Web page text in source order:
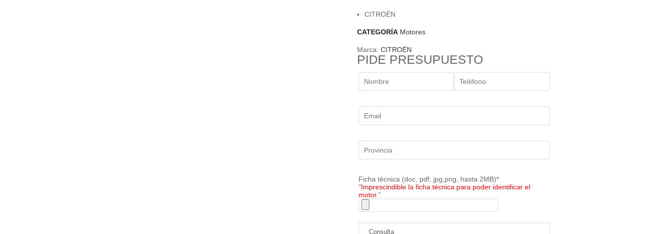
CITROËN
CATEGORÍA Motores
Marca: CITROËN
PIDE PRESUPUESTO
Ficha técnica (doc, pdf, jpg,png, hasta 2MB)*
"Imprescindible la ficha técnica para poder identificar el
motor."